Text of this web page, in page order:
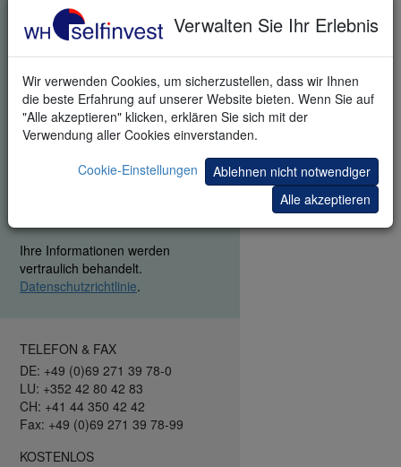
Verwalten Sie Ihr Erlebnis
Wir verwenden Cookies, um sicherzustellen, dass wir Ihnen
die beste Erfahrung auf unserer Website bieten. Wenn Sie auf
"Alle akzeptieren" klicken, erklären Sie sich mit der
Verwendung aller Cookies einverstanden.
Cookie-Einstellungen
Ablehnen nicht notwendiger
Alle akzeptieren
fragen, wie Sie mit der Plattform
zurecht kamen und um Ihnen bei
der Einarbeitung behilflich zu sein.
Durch die Anfrage dieses
Produktes stimmen Sie
ausdrücklich zu, dass wir Ihnen
zusätzliche Informationen zum
Trading und zu Einladungen zu
Trading-Veranstaltungen senden
können. Sie können sich von
Ihre Informationen werden
vertraulich behandelt.
Datenschutzrichtlinie.
TELEFON & FAX
DE: +49 (0)69 271 39 78-0
LU: +352 42 80 42 83
CH: +41 44 350 42 42
Fax: +49 (0)69 271 39 78-99
KOSTENLOS